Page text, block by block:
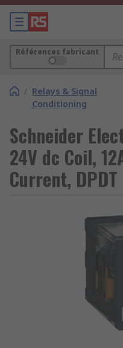
Références fabricant
/ Relays & Signal
Conditioning
Schneider
24V dc Coil,
Current, DPDT